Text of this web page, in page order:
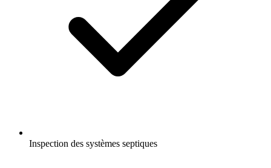
Inspection des systèmes septiques